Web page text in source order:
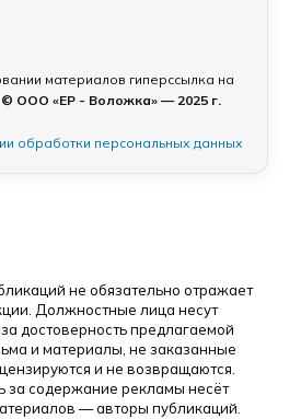
материалов гиперссылка на
© ООО «ЕР - Воложка» — 2025 г.
обработки персональных данных
не обязательно отражает
Должностные лица несут
достоверность предлагаемой
и материалы, не заказанные
и не возвращаются.
за содержание рекламы несёт
— авторы публикаций.